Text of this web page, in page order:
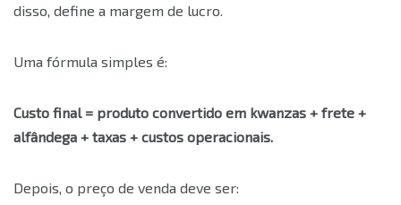
disso, define a margem de lucro.
Uma fórmula simples é:
Custo final = produto convertido em kwanzas + frete +
alfândega + taxas + custos operacionais.
Depois, o preço de venda deve ser: